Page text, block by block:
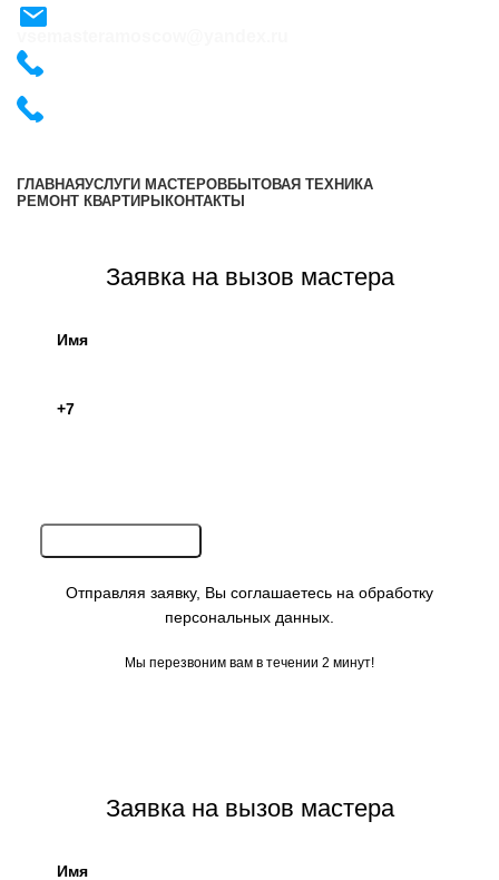
+7 (495) 487-54-57
+7 (495) 487-54-57
ГЛАВНАЯУСЛУГИ МАСТЕРОВБЫТОВАЯ ТЕХНИКА
РЕМОНТ КВАРТИРЫ КОНТАКТЫ
Заявка на вызов мастера
Отправляя заявку, Вы соглашаетесь на обработку
персональных данных.
Мы перезвоним вам в течении 2 минут!
Заявка на вызов мастера